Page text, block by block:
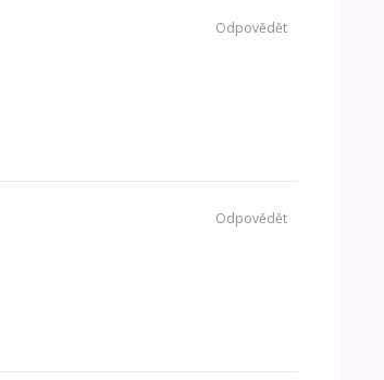
Odpovědět
Odpovědět